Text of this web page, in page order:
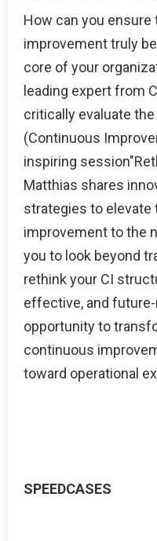
How can you
improvement truly
core of your
leading expert from
critically evaluate
(Continuous
inspiring
Matthias shares
strategies to
improvement to the
you to look beyond
rethink your CI
effective, and future-
opportunity to
continuous
toward operational
SPEEDCASES